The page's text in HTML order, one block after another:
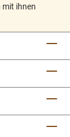
mit ihnen